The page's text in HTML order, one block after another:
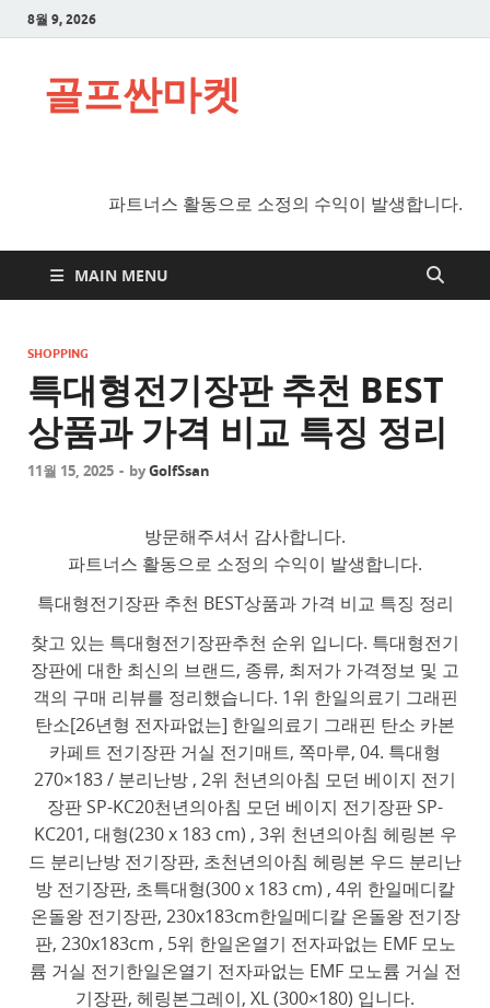
8월 9, 2026
골프싼마켓
파트너스 활동으로 소정의 수익이 발생합니다.
MAIN MENU
SHOPPING
특대형전기장판 추천 BEST
상품과 가격 비교 특징 정리
11월 15, 2025 - byGolfSsan
방문해주셔서 감사합니다.
파트너스 활동으로 소정의 수익이 발생합니다.
특대형전기장판 추천 BEST상품과 가격 비교 특징 정리
찾고 있는 특대형전기장판추천 순위 입니다. 특대형전기
장판에 대한 최신의 브랜드, 종류, 최저가 가격정보 및 고
객의 구매 리뷰를 정리했습니다. 1위 한일의료기 그래핀
탄소[26년형 전자파없는] 한일의료기 그래핀 탄소 카본
카페트 전기장판 거실 전기매트, 쪽마루, 04. 특대형
270×183 / 분리난방 , 2위 천년의아침 모던 베이지 전기
장판 SP-KC20천년의아침 모던 베이지 전기장판 SP-
KC201, 대형(230 x 183 cm) , 3위 천년의아침 헤링본 우
드 분리난방 전기장판, 초천년의아침 헤링본 우드 분리난
방 전기장판, 초특대형(300 x 183 cm) , 4위 한일메디칼
온돌왕 전기장판, 230x183cm한일메디칼 온돌왕 전기장
판, 230x183cm , 5위 한일온열기 전자파없는 EMF 모노
륨 거실 전기한일온열기 전자파없는 EMF 모노륨 거실 전
기장판, 헤링본그레이, XL (300×180) 입니다.